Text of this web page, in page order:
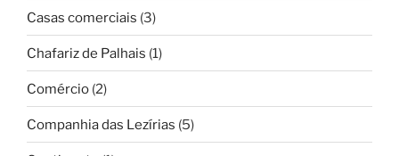
Casas comerciais (3)
Chafariz de Palhais (1)
Comércio (2)
Companhia das Lezírias (5)